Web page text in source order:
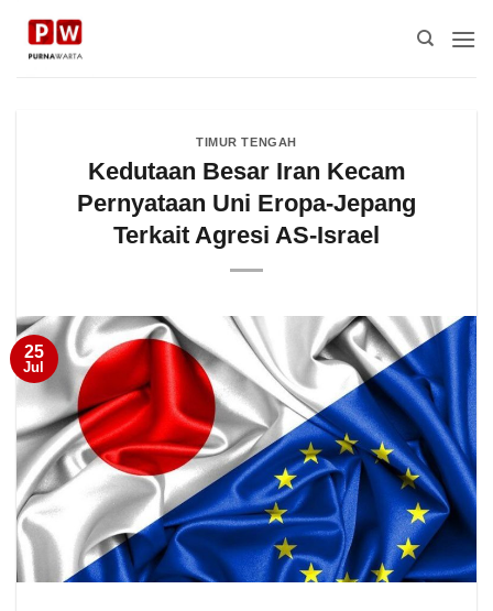
TIMUR TENGAH
Kedutaan Besar Iran Kecam
Pernyataan Uni Eropa-Jepang
Terkait Agresi AS-Israel
25
Jul